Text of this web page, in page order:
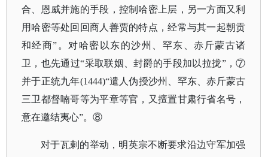
合、恩威并施的手段，控制哈密上层，另一方面又利
用哈密等处回回商人善贾的特点，经常与其一起朝贡
和经商”。对哈密以东的沙州、罕东、赤斤蒙古诸
卫，也先通过“采取联姻、封爵的手段加以拉拢”，⑦
并于正统九年(1444)“遣人伪授沙州、罕东、赤斤蒙古
三卫都督喃哥等为平章等官，又擅置甘肃行省名号，
意在邀结夷心”。⑧
对于瓦剌的举动，明英宗不断要求沿边守军加强